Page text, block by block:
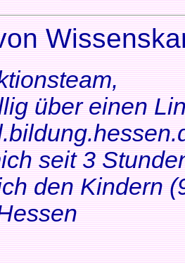
über einen
seit 3
den Kindern